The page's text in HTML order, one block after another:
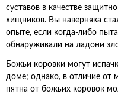
суставов в качестве
хищников. Вы наверняка
опыте, если когда-либо
обнаруживали на ладони
Божьи коровки могут
доме; однако, в отличие от
пятна от божьих коровок